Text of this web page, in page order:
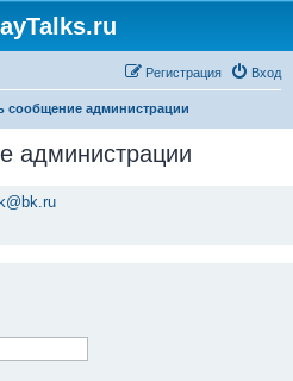
Вход
Регистрация
сообщение администрации
администрации